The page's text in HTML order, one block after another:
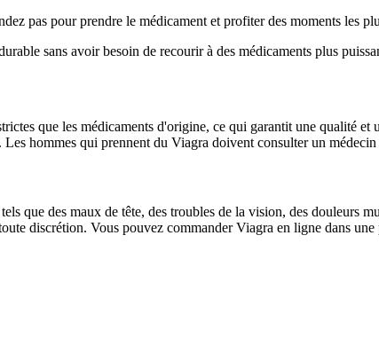
pas pour prendre le médicament et profiter des moments les
sans avoir besoin de recourir à des médicaments plus
que les médicaments d'origine, ce qui garantit une qualité
hommes qui prennent du Viagra doivent consulter un
que des maux de tête, des troubles de la vision, des douleurs
discrétion. Vous pouvez commander Viagra en ligne dans